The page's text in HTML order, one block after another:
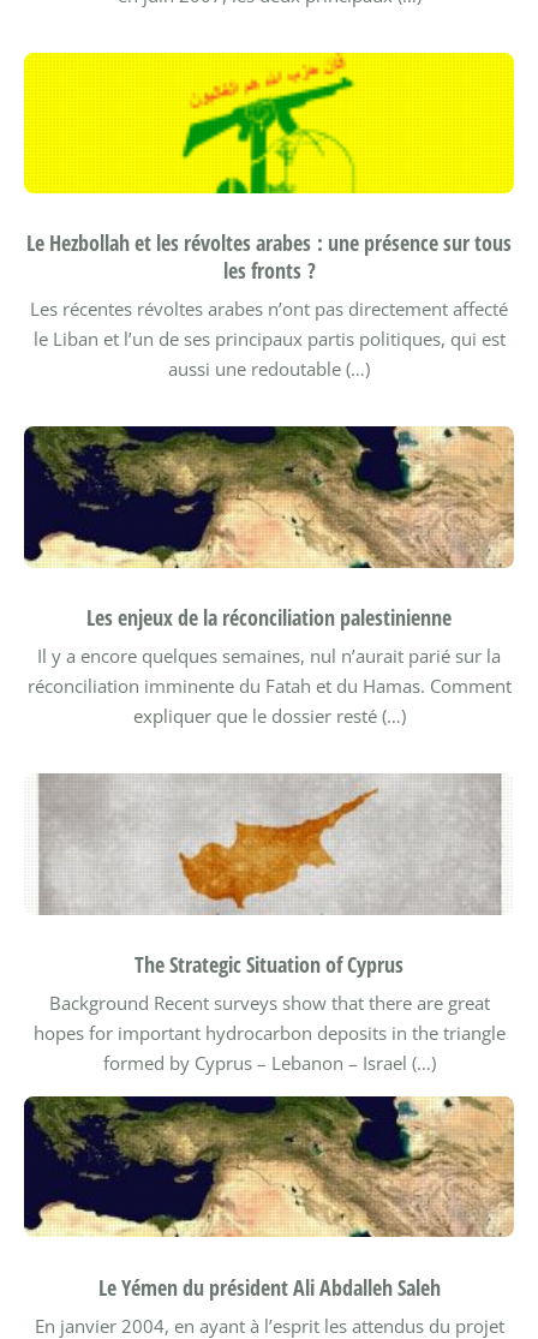
Le Hezbollah et les révoltes arabes : une présence sur tous
les fronts ?
Les récentes révoltes arabes n’ont pas directement affecté
le Liban et l’un de ses principaux partis politiques, qui est
aussi une redoutable (…)
Les enjeux de la réconciliation palestinienne
Il y a encore quelques semaines, nul n’aurait parié sur la
réconciliation imminente du Fatah et du Hamas. Comment
expliquer que le dossier resté (…)
The Strategic Situation of Cyprus
Background Recent surveys show that there are great
hopes for important hydrocarbon deposits in the triangle
formed by Cyprus – Lebanon – Israel (…)
Le Yémen du président Ali Abdalleh Saleh
En janvier 2004, en ayant à l’esprit les attendus du projet